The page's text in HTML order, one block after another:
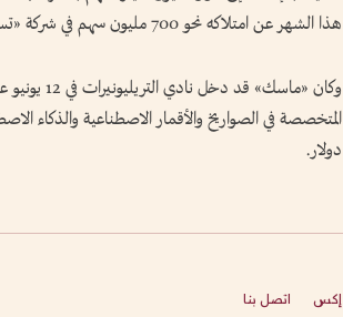
هذا الشهر عن امتلاكه نحو 700 مليون سهم في شركة «تسلا»، بحسب «فوربس».
وكان
المتخصصة في الصواريخ والأقمار الاصطناعية والذكاء
دولار.
إكس اتصل بنا